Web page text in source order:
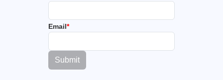
Email*